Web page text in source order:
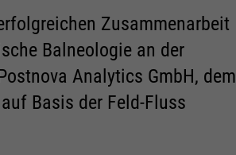
Zusammenarbeit
Balneologie an der
Analytics GmbH, dem
Basis der Feld-Fluss